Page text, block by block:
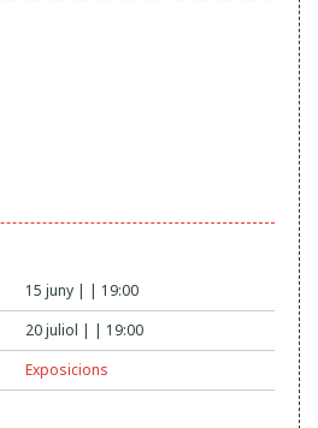
15 juny | | 19:00
20 juliol | | 19:00
Exposicions